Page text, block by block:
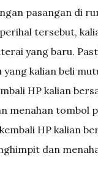
pasangan di
tersebut,
yang baru.
yang kalian beli
HP kalian
menahan tombol
HP kalian
dan